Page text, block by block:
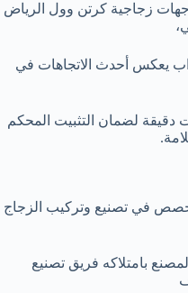
زجاجية كرتن وول الرياض
يعكس أحدث الاتجاهات في
لضمان التثبيت المحكم
في تصنيع وتركيب الزجاج
بامتلاكه فريق تصنيع